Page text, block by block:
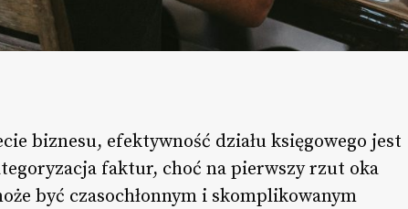
biznesu, efektywność działu księgowego jest
faktur, choć na pierwszy rzut oka
być czasochłonnym i skomplikowanym